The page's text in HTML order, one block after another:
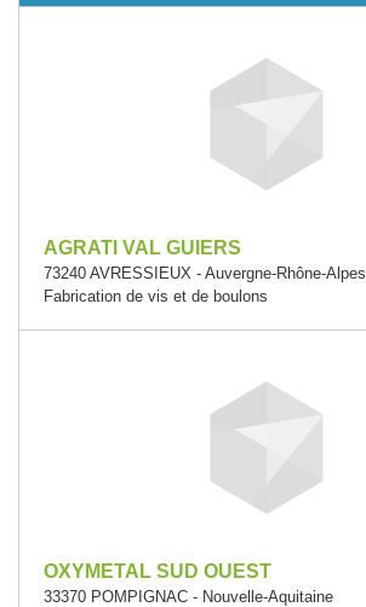
AGRATI VAL GUIERS
73240 AVRESSIEUX - Auvergne-Rhône-Alpes
Fabrication de vis et de boulons
OXYMETAL SUD OUEST
33370 POMPIGNAC - Nouvelle-Aquitaine